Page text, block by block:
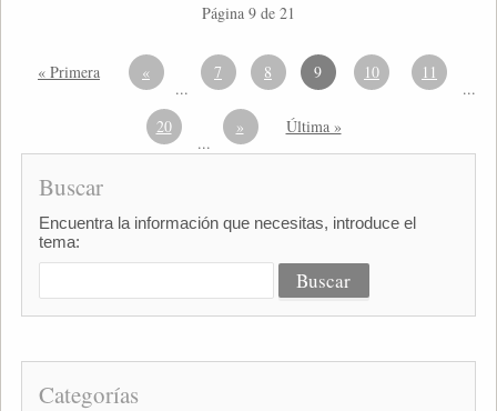
Página 9 de 21
« Primera «
...
7 8 9 10 11
...
20
...
» Última »
Buscar
Encuentra la información que necesitas, introduce el
tema:
Categorías